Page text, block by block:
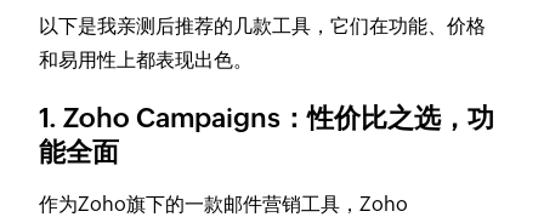
以下是我亲测后推荐的几款工具，它们在功能、价格
和易用性上都表现出色。
1. Zoho Campaigns：性价比之选，功
能全面
作为Zoho旗下的一款邮件营销工具，Zoho